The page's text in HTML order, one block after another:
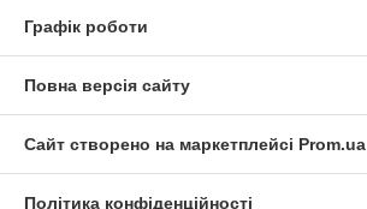
Графік роботи
Повна версія сайту
Сайт створено на маркетплейсі Prom.ua
Політика конфіденційності